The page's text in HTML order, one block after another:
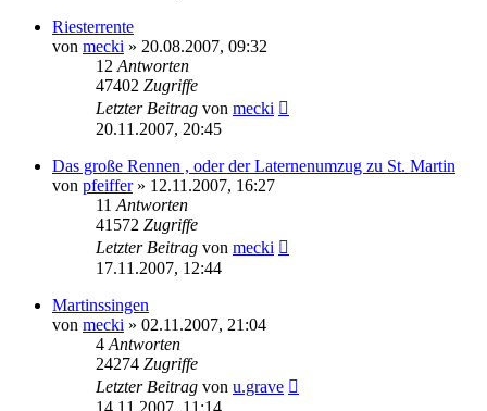
Riesterrente
von mecki » 20.08.2007, 09:32
12 Antworten
47402 Zugriffe
Letzter Beitrag von mecki
20.11.2007, 20:45
Das große Rennen , oder der Laternenumzug zu St. Martin
von pfeiffer» 12.11.2007, 16:27
11 Antworten
41572 Zugriffe
Letzter Beitrag von mecki
17.11.2007, 12:44
Martinssingen
von mecki » 02.11.2007, 21:04
4 Antworten
24274 Zugriffe
Letzter Beitrag von u.grave
14.11.2007, 11:14